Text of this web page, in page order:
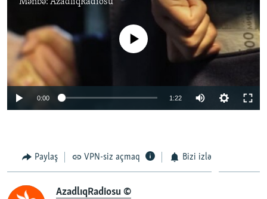
Mənbə: AzadlıqRadiosu
No media source currently available
0:00 1:22
Paylaş VPN-siz açmaq Bizi izlə
AzadlıqRadiosu ©